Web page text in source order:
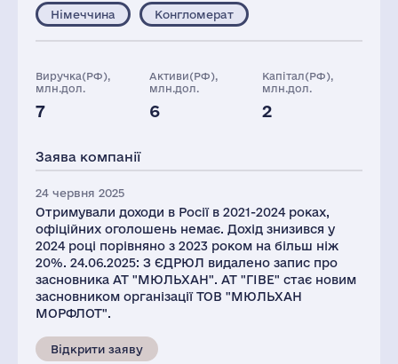
Німеччина Конгломерат
Виручка(РФ),
млн.дол.
7
Активи(РФ),
млн.дол.
6
Капітал(РФ),
млн.дол.
2
250
Заява компанії
24 червня 2025
Отримували доходи в Росії в 2021-2024 роках,
офіційних оголошень немає. Дохід знизився у
2024 році порівняно з 2023 роком на більш ніж
20%. 24.06.2025: З ЄДРЮЛ видалено запис про
засновника АТ "МЮЛЬХАН". АТ "ГІВЕ" стає новим
засновником організації ТОВ "МЮЛЬХАН
МОРФЛОТ".
Відкрити заяву